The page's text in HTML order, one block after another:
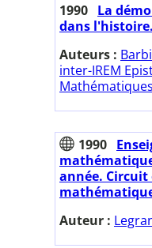
1990 La
dans l'histoire.
Auteurs :
inter-IREM
1990
année. Circuit
Auteur :